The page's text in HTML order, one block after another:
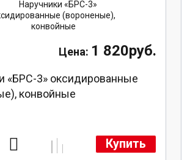
1 820руб.
«БРС-3» оксидированные
конвойные
Купить